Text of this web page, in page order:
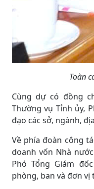
Toàn
Cùng dự có đồng
Thường vụ Tỉnh ủy,
đạo các sở, ngành,
Về phía đoàn công
doanh vốn Nhà
Phó Tổng Giám
phòng, ban và đơn